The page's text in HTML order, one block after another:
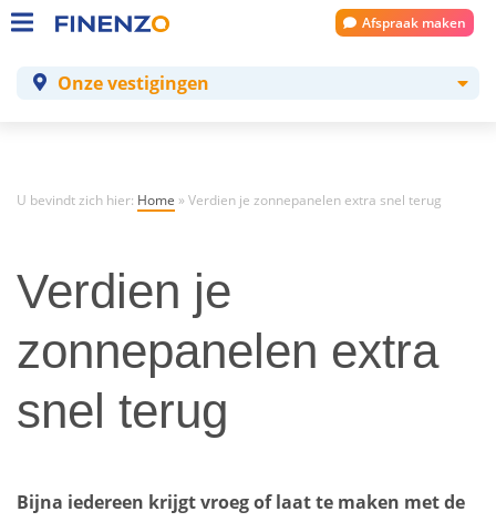
Afspraak maken
Onze vestigingen
U bevindt zich hier: Home »Verdien je zonnepanelen extra snel terug
Verdien je
zonnepanelen extra
snel terug
Bijna iedereen krijgt vroeg of laat te maken met de